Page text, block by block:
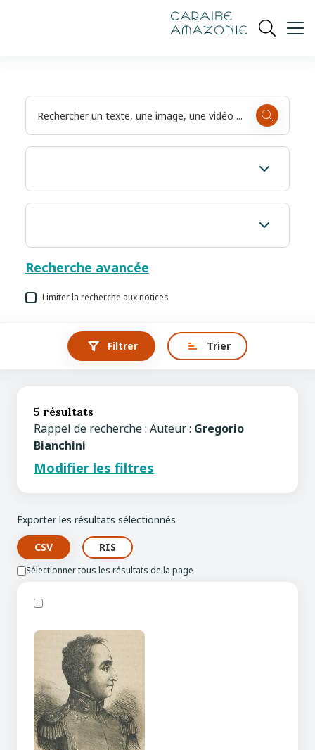
Ouvrir
Limiter la recherche aux notices
Recherche avancée
Filtrer Trier
5 résultats
Rappel de recherche : Auteur : Gregorio
Bianchini
Modifier les filtres
Exporter les résultats sélectionnés
Sélectionner tous les résultats de la page